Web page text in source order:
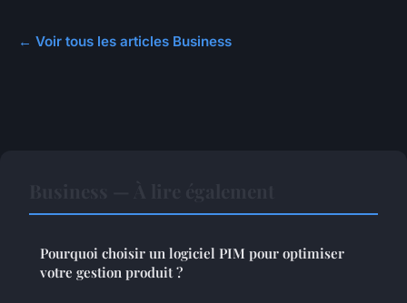
← Voir tous les articles Business
Pourquoi choisir un logiciel PIM pour optimiser
votre gestion produit ?